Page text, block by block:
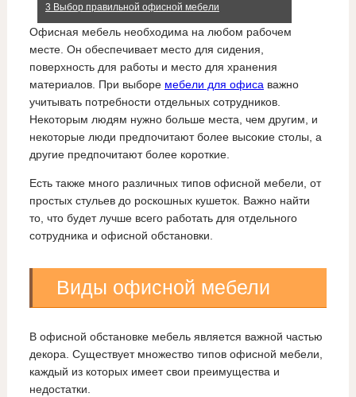
3 Выбор правильной офисной мебели
Офисная мебель необходима на любом рабочем
месте. Он обеспечивает место для сидения,
поверхность для работы и место для хранения
материалов. При выборе мебели для офисаважно
учитывать потребности отдельных сотрудников.
Некоторым людям нужно больше места, чем другим, и
некоторые люди предпочитают более высокие столы, а
другие предпочитают более короткие.
Есть также много различных типов офисной мебели, от
простых стульев до роскошных кушеток. Важно найти
то, что будет лучше всего работать для отдельного
сотрудника и офисной обстановки.
Виды офисной мебели
В офисной обстановке мебель является важной частью
декора. Существует множество типов офисной мебели,
каждый из которых имеет свои преимущества и
недостатки.